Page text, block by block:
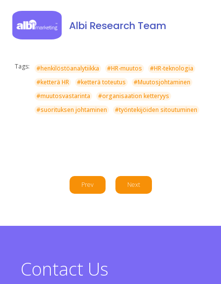
Albi Research Team
Tags: #henkilöstöanalytiikka #HR-muutos
#HR-teknologia
#ketterä HR
#ketterä toteutus
#Muutosjohtaminen
#muutosvastarinta
#organisaation ketteryys
#suorituksen johtaminen
#työntekijöiden sitoutuminen
Prev Next
Contact Us